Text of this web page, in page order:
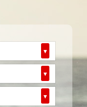
▾
▾
▾